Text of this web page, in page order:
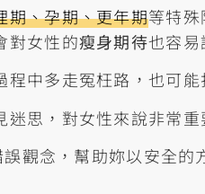
期、孕期、更年期等特
對女性的瘦身期待也容易
中多走冤枉路，也可能
思，對女性來說非常重
觀念，幫助妳以安全